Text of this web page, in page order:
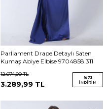
Parliament Drape Detaylı Saten
Kumaş Abiye Elbise 9704858.311
12.074,99TL
3.289,99 TL
%73
İNDIRIM